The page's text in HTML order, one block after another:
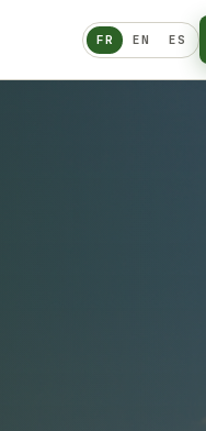
Français
FR EN ES